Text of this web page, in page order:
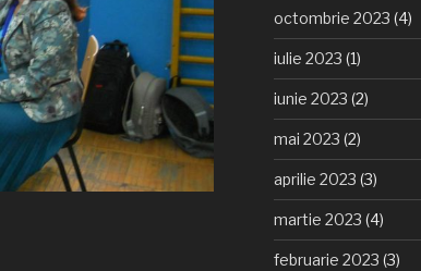
octombrie 2023 (4)
iulie 2023 (1)
iunie 2023 (2)
mai 2023 (2)
aprilie 2023 (3)
martie 2023 (4)
februarie 2023 (3)